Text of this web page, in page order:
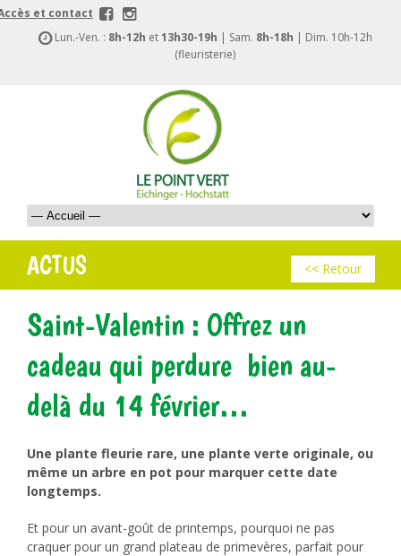
et contact
Lun.-Ven. : 8h-12h et13h30-19h | Sam. 8h-18h | Dim. 10h-12h
(fleuristerie)
ACTUS
Saint-Valentin : Offrez un
cadeau qui perdure bien au-
delà du 14 février…
<< Retour
Une plante fleurie rare, une plante verte originale, ou
même un arbre en pot pour marquer cette date
longtemps.
Et pour un avant-goût de printemps, pourquoi ne pas
craquer pour un grand plateau de primevères, parfait pour